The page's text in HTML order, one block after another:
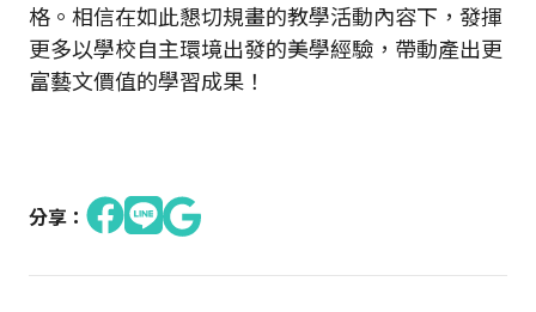
格。相信在如此懇切規畫的教學活動內容下，發揮
更多以學校自主環境出發的美學經驗，帶動產出更
富藝文價值的學習成果！
分享：